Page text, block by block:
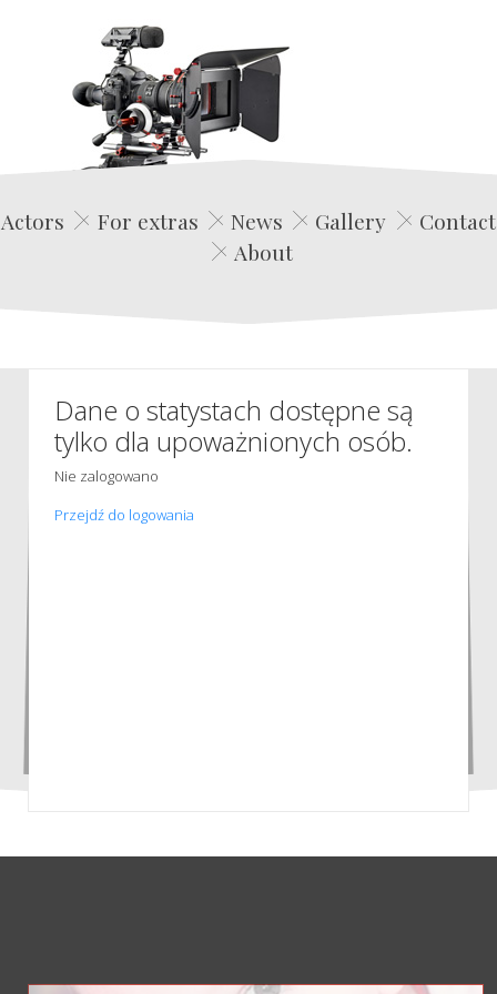
Edwin Film Agencja Aktorska
Actors For extras News Gallery
Contact
About
Dane o statystach dostępne są
tylko dla upoważnionych osób.
Nie zalogowano
Przejdź do logowania